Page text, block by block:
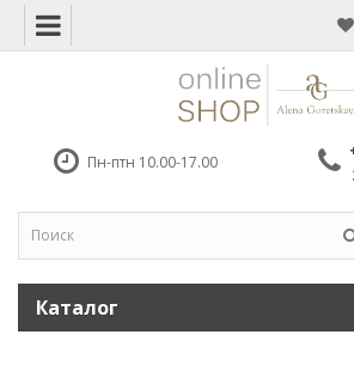
Пн-птн 10.00-17.00
Каталог